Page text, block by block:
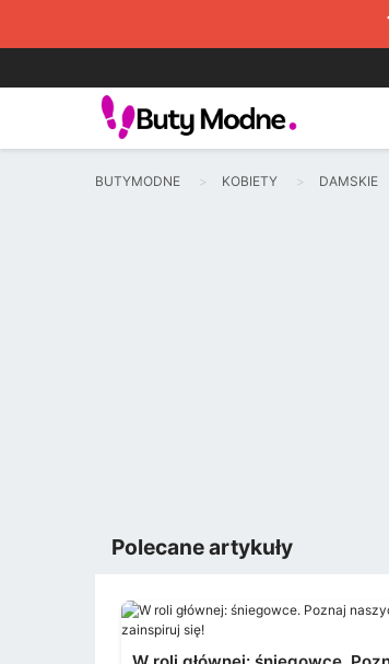
BUTYMODNE KOBIETY DAMSKIE
Polecane artykuły